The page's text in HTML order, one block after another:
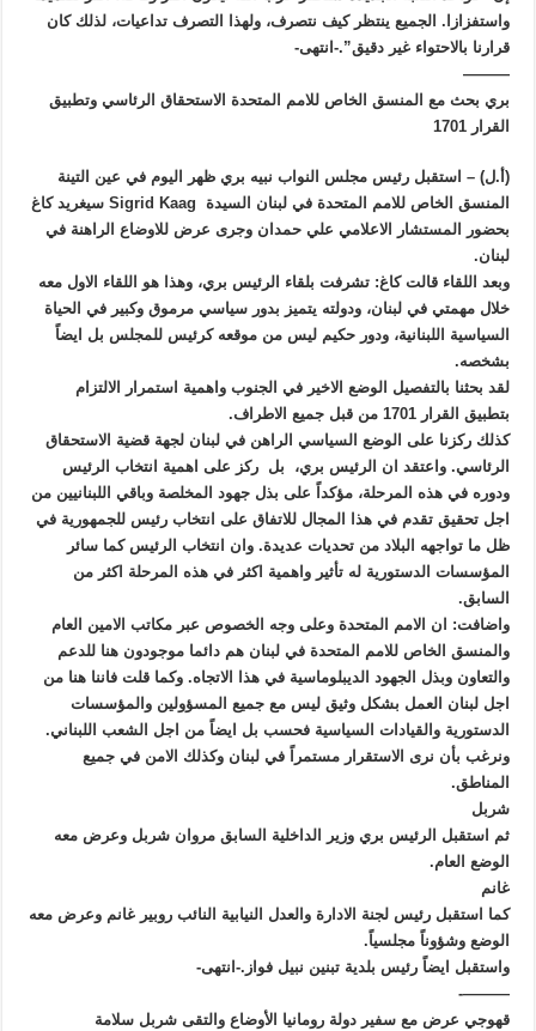
واستفزازا. الجميع ينتظر كيف نتصرف، ولهذا التصرف تداعيات، لذلك كان
قرارنا بالاحتواء غير دقيق”.-انتهى-
———
بري بحث مع المنسق الخاص للامم المتحدة الاستحقاق الرئاسي وتطبيق
القرار 1701
(أ.ل) – استقبل رئيس مجلس النواب نبيه بري ظهر اليوم في عين التينة
المنسق الخاص للامم المتحدة في لبنان السيدة Sigrid Kaag سيغريد كاغ
بحضور المستشار الاعلامي علي حمدان وجرى عرض للاوضاع الراهنة في
لبنان.
وبعد اللقاء قالت كاغ: تشرفت بلقاء الرئيس بري، وهذا هو اللقاء الاول معه
خلال مهمتي في لبنان، ودولته يتميز بدور سياسي مرموق وكبير في الحياة
السياسية اللبنانية، ودور حكيم ليس من موقعه كرئيس للمجلس بل ايضاً
بشخصه.
لقد بحثنا بالتفصيل الوضع الاخير في الجنوب واهمية استمرار الالتزام
بتطبيق القرار 1701 من قبل جميع الاطراف.
كذلك ركزنا على الوضع السياسي الراهن في لبنان لجهة قضية الاستحقاق
الرئاسي. واعتقد ان الرئيس بري، بل ركز على اهمية انتخاب الرئيس
ودوره في هذه المرحلة، مؤكداً على بذل جهود المخلصة وباقي اللبنانيين من
اجل تحقيق تقدم في هذا المجال للاتفاق على انتخاب رئيس للجمهورية في
ظل ما تواجهه البلاد من تحديات عديدة. وان انتخاب الرئيس كما سائر
المؤسسات الدستورية له تأثير واهمية اكثر في هذه المرحلة اكثر من
السابق.
واضافت: ان الامم المتحدة وعلى وجه الخصوص عبر مكاتب الامين العام
والمنسق الخاص للامم المتحدة في لبنان هم دائما موجودون هنا للدعم
والتعاون وبذل الجهود الديبلوماسية في هذا الاتجاه. وكما قلت فاننا هنا من
اجل لبنان العمل بشكل وثيق ليس مع جميع المسؤولين والمؤسسات
الدستورية والقيادات السياسية فحسب بل ايضاً من اجل الشعب اللبناني.
ونرغب بأن نرى الاستقرار مستمراً في لبنان وكذلك الامن في جميع
المناطق.
شربل
ثم استقبل الرئيس بري وزير الداخلية السابق مروان شربل وعرض معه
الوضع العام.
غانم
كما استقبل رئيس لجنة الادارة والعدل النيابية النائب روبير غانم وعرض معه
الوضع وشؤوناً مجلسياً.
واستقبل ايضاً رئيس بلدية تبنين نبيل فواز.-انتهى-
———-
قهوجي عرض مع سفير دولة رومانيا الأوضاع والتقى شربل سلامة